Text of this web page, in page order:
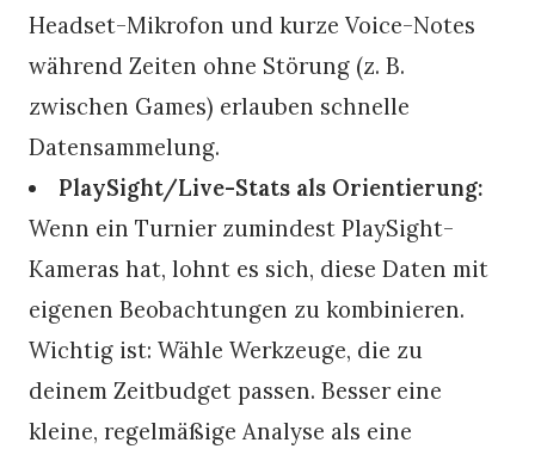
Headset-Mikrofon und kurze Voice-Notes
während Zeiten ohne Störung (z. B.
zwischen Games) erlauben schnelle
Datensammelung.
PlaySight/Live-Stats als Orientierung:
Wenn ein Turnier zumindest PlaySight-
Kameras hat, lohnt es sich, diese Daten mit
eigenen Beobachtungen zu kombinieren.
Wichtig ist: Wähle Werkzeuge, die zu
deinem Zeitbudget passen. Besser eine
kleine, regelmäßige Analyse als eine